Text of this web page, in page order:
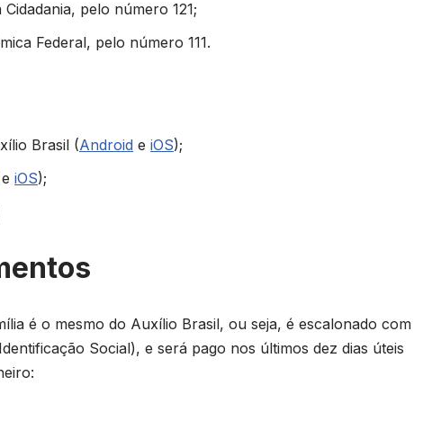
pelo número 121;
Federal, pelo número 111.
Brasil (Android e iOS);
e iOS);
é o mesmo do Auxílio Brasil, ou seja, é escalonado com
Social), e será pago nos últimos dez dias úteis